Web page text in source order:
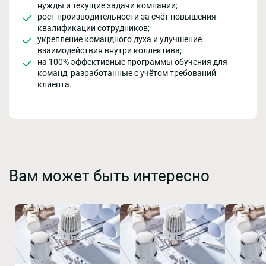
нужды и текущие задачи компании;
рост производительности за счёт повышения
квалификации сотрудников;
укрепление командного духа и улучшение
взаимодействия внутри коллектива;
на 100% эффективные программы обучения для
команд, разработанные с учётом требований
клиента.
Вам может быть интересно